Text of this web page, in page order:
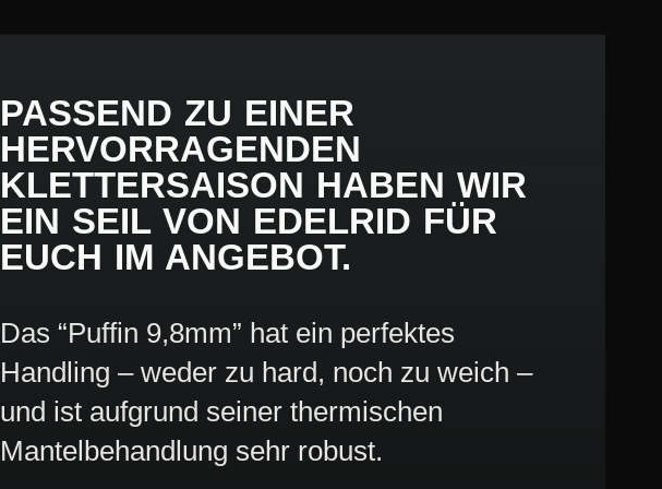
PASSEND ZU EINER
HERVORRAGENDEN
KLETTERSAISON HABEN WIR
EIN SEIL VON EDELRID FÜR
EUCH IM ANGEBOT.
Das “Puffin 9,8mm” hat ein perfektes
Handling – weder zu hard, noch zu weich –
und ist aufgrund seiner thermischen
Mantelbehandlung sehr robust.